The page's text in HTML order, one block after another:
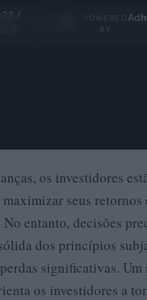
/
Ad
os investidores
maximizar seus
entanto, decisões
dos princípios
significativas. Um
os investidores a